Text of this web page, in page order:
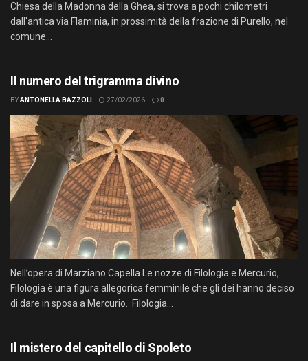
Chiesa della Madonna della Ghea, si trova a pochi chilometri
dall'antica via Flaminia, in prossimità della frazione di Purello, nel
comune...
Il numero del trigramma divino
BYANTONELLA BAZZOLI 27/02/2026 0
Nell’opera di Marziano Capella Le nozze di Filologia e Mercurio,
Filologia è una figura allegorica femminile che gli dei hanno deciso
di dare in sposa a Mercurio. Filologia...
Il mistero del capitello di Spoleto